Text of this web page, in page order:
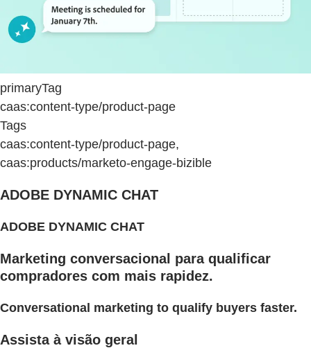
primaryTag
caas:content-type/product-page
Tags
caas:content-type/product-page,
caas:products/marketo-engage-bizible
ADOBE DYNAMIC CHAT
ADOBE DYNAMIC CHAT
Marketing conversacional para qualificar
compradores com mais rapidez.
Conversational marketing to qualify buyers faster.
Assista à visão geral